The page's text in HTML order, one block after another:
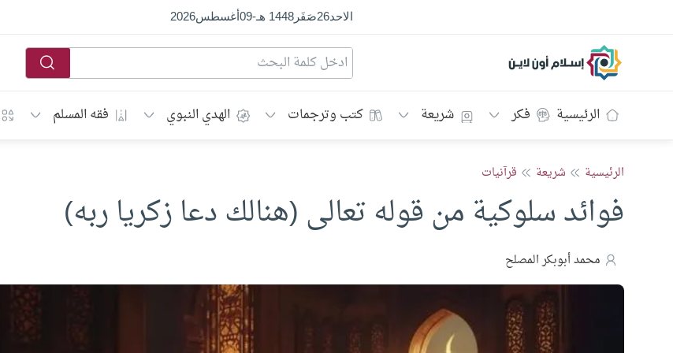
الاحد26صَفَر1448 هـ -
09أغسطس2026
إسلام أون لاين
الرئيسية فكر شريعة كتب وترجمات الهدي النبوي فقه المسلم
الرئيسية شريعة قرآنيات
فوائد سلوكية من قوله تعالى (هنالك دعا زكريا ربه)
محمد أبوبكر المصلح